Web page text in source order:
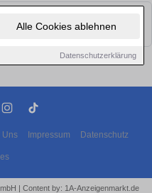
Alle Cookies ablehnen
Datenschutzerklärung
Autos finden. Schauen Sie
Uns Impressum Datenschutz
| Content by: 1A-Anzeigenmarkt.de